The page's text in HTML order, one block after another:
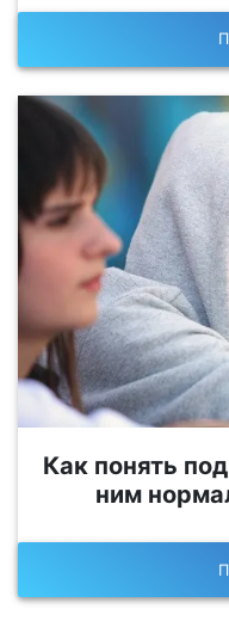
Как понять
ним